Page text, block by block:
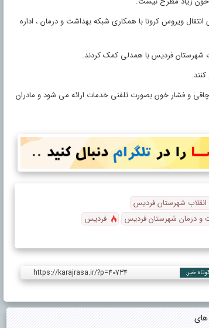
ویروس کرونا با همکاری شبکه بهداشت و درمان ، اداره
شهرستان فردیس با همدلی کمک کردند.
و فشار خون بصورت تلفنی خدمات ارائه می شود و مادران
شهرستان فردیس
و درمان شهرستان فردیس
فردیس
خبر: https://karajrasa.ir/?p=40734
های